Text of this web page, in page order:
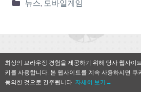
뉴스, 모바일게임
QooApp Limited ©
최상의 브라우징 경험을 제공하기 위해 당사 웹사이
키를 사용합니다. 본 웹사이트를 계속 사용하시면 쿠
동의한 것으로 간주됩니다. 자세히 보기→